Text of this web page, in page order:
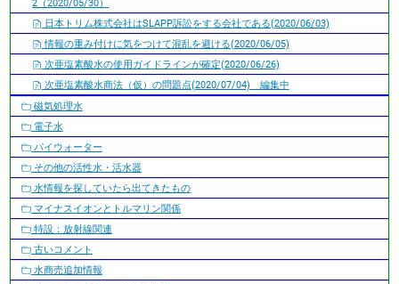
2（2020/05/30）
日本トリム株式会社はSLAPP訴訟をする会社である(2020/06/03)
情報の重み付けに気をつけて混乱を避ける(2020/06/05)
次亜塩素酸水の使用ガイドラインが確定(2020/06/26)
次亜塩素酸水商法（仮）の問題点(2020/07/04) 編集中
磁気処理水
電子水
パイウォーター
その他の活性水・活水器
水情報を探していたら出てきたもの
マイナスイオンとトルマリン関係
特設：放射線関連
古いコメント
水商売追加情報